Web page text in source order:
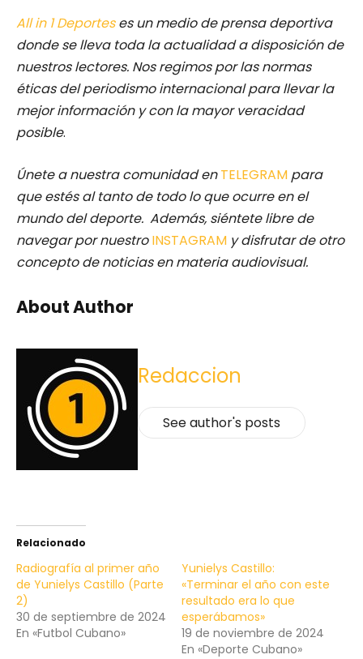
All in 1 Deporteses un medio de prensa deportiva
donde se lleva toda la actualidad a disposición de
nuestros lectores. Nos regimos por las normas
éticas del periodismo internacional para llevar la
mejor información y con la mayor veracidad
posible.
Únete a nuestra comunidad enTELEGRAM para
que estés al tanto de todo lo que ocurre en el
mundo del deporte. Además, siéntete libre de
navegar por nuestro INSTAGRAM y disfrutar de otro
concepto de noticias en materia audiovisual.
About Author
Redaccion
See author's posts
Relacionado
Radiografía al primer año
de Yunielys Castillo (Parte
2)
30 de septiembre de 2024
En «Futbol Cubano»
Yunielys Castillo:
«Terminar el año con este
resultado era lo que
esperábamos»
19 de noviembre de 2024
En «Deporte Cubano»